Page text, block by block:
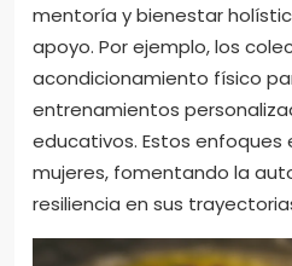
mentoría y bienestar
apoyo. Por ejemplo, los
acondicionamiento físico
entrenamientos
educativos. Estos enfoques
mujeres, fomentando la
resiliencia en sus